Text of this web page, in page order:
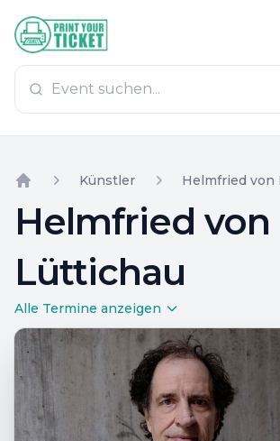
Zum Hauptinhalt
PrintYourTicket
Künstler Helmfried von
Helmfried von
Lüttichau
Alle Termine anzeigen